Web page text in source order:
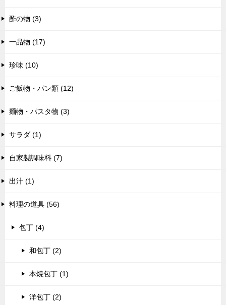
酢の物 (3)
一品物 (17)
珍味 (10)
ご飯物・パン類 (12)
麺物・パスタ物 (3)
サラダ (1)
自家製調味料 (7)
出汁 (1)
料理の道具 (56)
包丁 (4)
和包丁 (2)
本焼包丁 (1)
洋包丁 (2)